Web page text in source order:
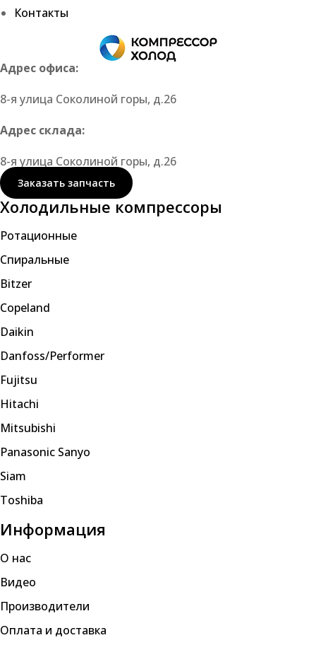
Контакты
Адрес офиса:
8-я улица Соколиной горы, д.26
Адрес склада:
8-я улица Соколиной горы, д.26
Заказать запчасть
Холодильные компрессоры
Ротационные
Спиральные
Bitzer
Copeland
Daikin
Danfoss/Performer
Fujitsu
Hitachi
Mitsubishi
Panasonic Sanyo
Siam
Toshiba
Информация
О нас
Видео
Производители
Оплата и доставка